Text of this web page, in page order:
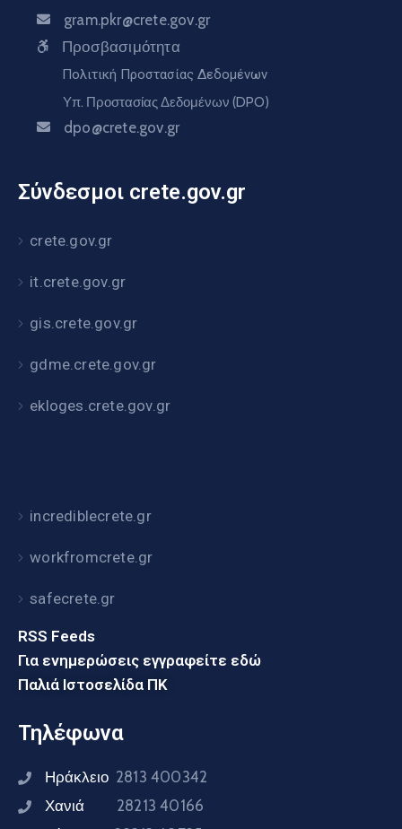
gram.pkr@crete.gov.gr
Προσβασιμότητα
Πολιτική Προστασίας Δεδομένων
Υπ. Προστασίας Δεδομένων (DPO)
dpo@crete.gov.gr
Σύνδεσμοι crete.gov.gr
crete.gov.gr
it.crete.gov.gr
gis.crete.gov.gr
gdme.crete.gov.gr
ekloges.crete.gov.gr
incrediblecrete.gr
workfromcrete.gr
safecrete.gr
RSS Feeds
Για ενημερώσεις εγγραφείτε εδώ
Παλιά Ιστοσελίδα ΠΚ
Τηλέφωνα
Ηράκλειο 2813 400342
Χανιά 28213 40166